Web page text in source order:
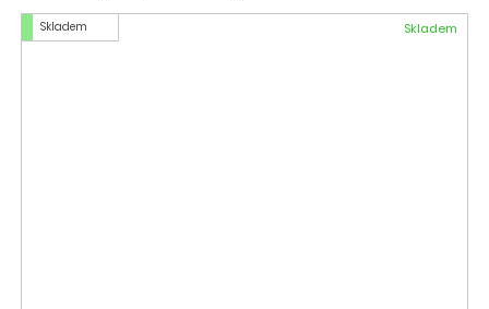
Skladem Skladem